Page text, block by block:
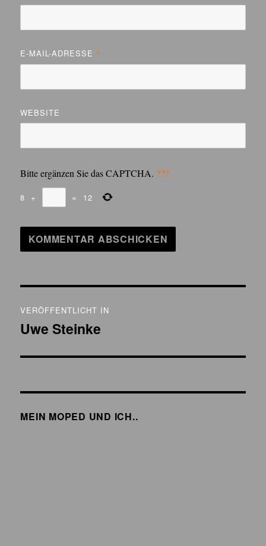
E-MAIL-ADRESSE *
WEBSITE
Bitte ergänzen Sie das CAPTCHA. ???
8 + = 12
VERÖFFENTLICHT IN
Uwe Steinke
MEIN MOPED UND ICH..